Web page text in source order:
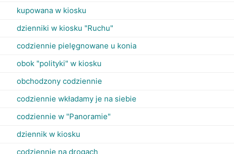
kupowana w kiosku
dzienniki w kiosku "Ruchu"
codziennie pielęgnowane u konia
obok "polityki" w kiosku
obchodzony codziennie
codziennie wkładamy je na siebie
codziennie w "Panoramie"
dziennik w kiosku
codziennie na drogach